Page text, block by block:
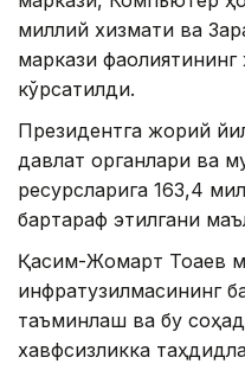
миллий хизмати ва
маркази
кўрсатилди.
Президентга жорий
давлат органлари ва
ресурсларига 163,4
бартараф этилгани
Қасим-Жомарт Тоқаев
инфратузилмасининг
таъминлаш ва бу
хавфсизликка